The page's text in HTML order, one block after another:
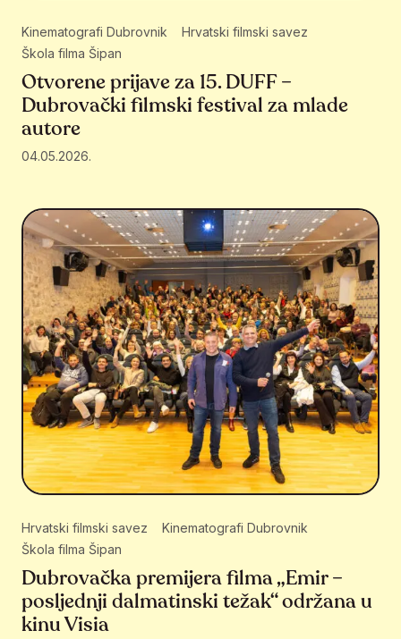
Kinematografi Dubrovnik
Hrvatski filmski savez
Škola filma Šipan
Otvorene prijave za 15. DUFF –
Dubrovački filmski festival za mlade
autore
04.05.2026.
Hrvatski filmski savez
Kinematografi Dubrovnik
Škola filma Šipan
Dubrovačka premijera filma „Emir –
posljednji dalmatinski težak“ održana u
kinu Visia